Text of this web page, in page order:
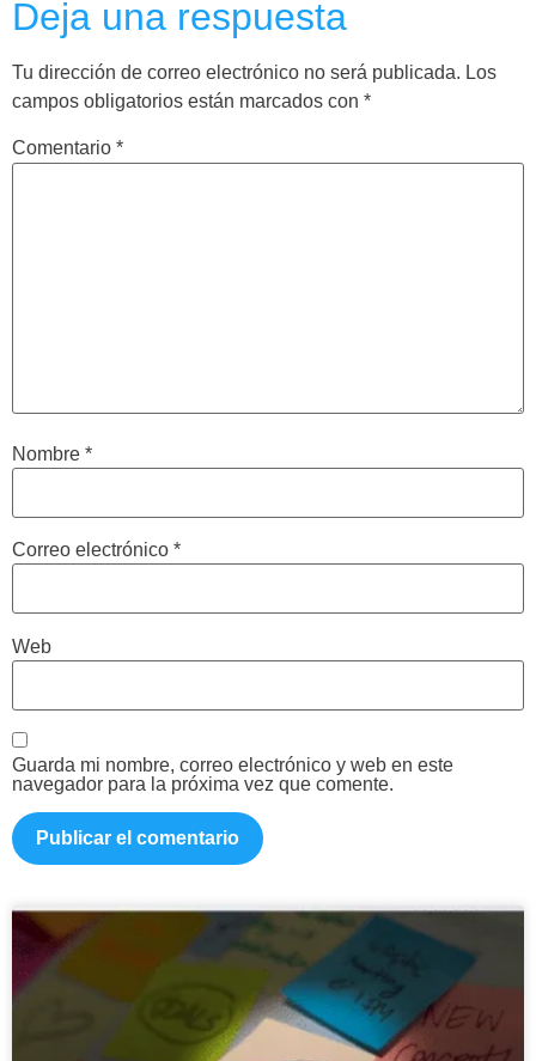
Deja una respuesta
Tu dirección de correo electrónico no será publicada. Los
campos obligatorios están marcados con *
Comentario *
Nombre *
Correo electrónico *
Web
Guarda mi nombre, correo electrónico y web en este
navegador para la próxima vez que comente.